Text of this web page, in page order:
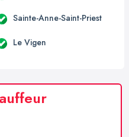
Sainte-Anne-Saint-Priest
Le Vigen